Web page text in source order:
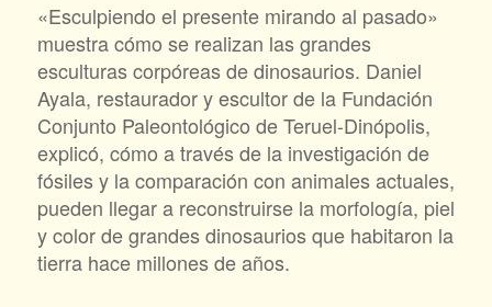
«Esculpiendo el presente mirando al pasado»
muestra cómo se realizan las grandes
esculturas corpóreas de dinosaurios. Daniel
Ayala, restaurador y escultor de la Fundación
Conjunto Paleontológico de Teruel-Dinópolis,
explicó, cómo a través de la investigación de
fósiles y la comparación con animales actuales,
pueden llegar a reconstruirse la morfología, piel
y color de grandes dinosaurios que habitaron la
tierra hace millones de años.